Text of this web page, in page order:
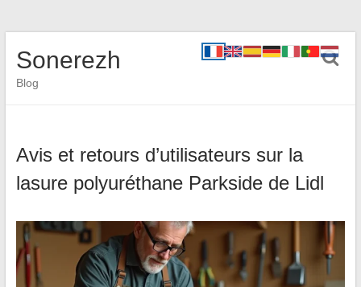
Sonerezh
Blog
Avis et retours d’utilisateurs sur la
lasure polyuréthane Parkside de Lidl